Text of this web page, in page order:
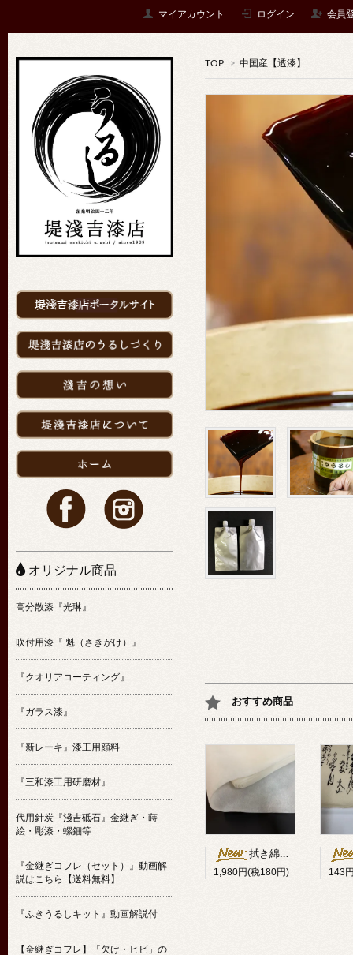
マイアカウント ログイン 会員
TOP > 中国産【透漆】
おすすめ商品
拭き綿代用クロス25cm幅×10m
1,980円(税180円) 143
オリジナル商品
高分散漆『光琳』
吹付用漆『 魁（さきがけ）』
『クオリアコーティング』
『ガラス漆』
『新レーキ』漆工用顔料
『三和漆工用研磨材』
代用針炭『淺吉砥石』金継ぎ・蒔
絵・彫漆・螺鈿等
『金継ぎコフレ（セット）』動画解
説はこちら【送料無料】
『ふきうるしキット』動画解説付
【金継ぎコフレ】「欠け・ヒビ」の